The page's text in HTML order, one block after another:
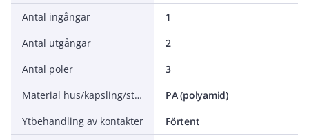
Antal ingångar
1
Antal utgångar
2
Antal poler
3
Material hus/kapsling/stomme
PA (polyamid)
Ytbehandling av kontakter
Förtent